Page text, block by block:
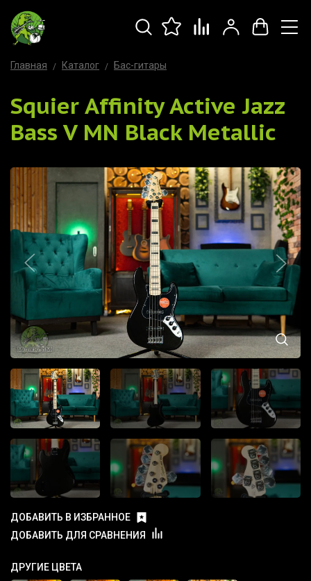
Главная Каталог Бас-гитары
Squier Affinity Active Jazz
Bass V MN Black Metallic
ДОБАВИТЬ В ИЗБРАННОЕ
ДОБАВИТЬ ДЛЯ СРАВНЕНИЯ
ДРУГИЕ ЦВЕТА